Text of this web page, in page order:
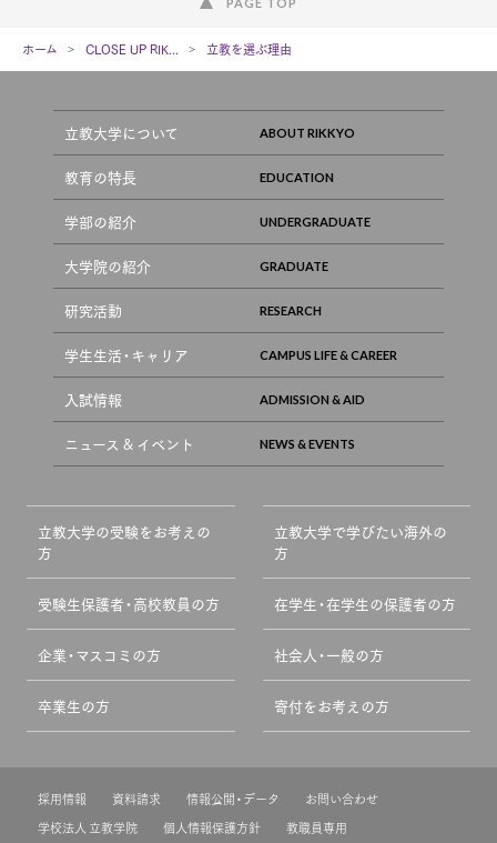
ホーム CLOSE UP RIK... 立教を選ぶ理由
立教大学について
教育の特長
学部の紹介
大学院の紹介
研究活動
学生生活・キャリア
入試情報
ニュース & イベント
立教大学の受験をお考えの
方
立教大学で学びたい海外の
方
受験生保護者・高校教員の方 在学生・在学生の保護者の方
企業・マスコミの方 社会人・一般の方
卒業生の方 寄付をお考えの方
採用情報 資料請求 情報公開・データ
お問い合わせ
学校法人 立教学院
個人情報保護方針 教職員専用